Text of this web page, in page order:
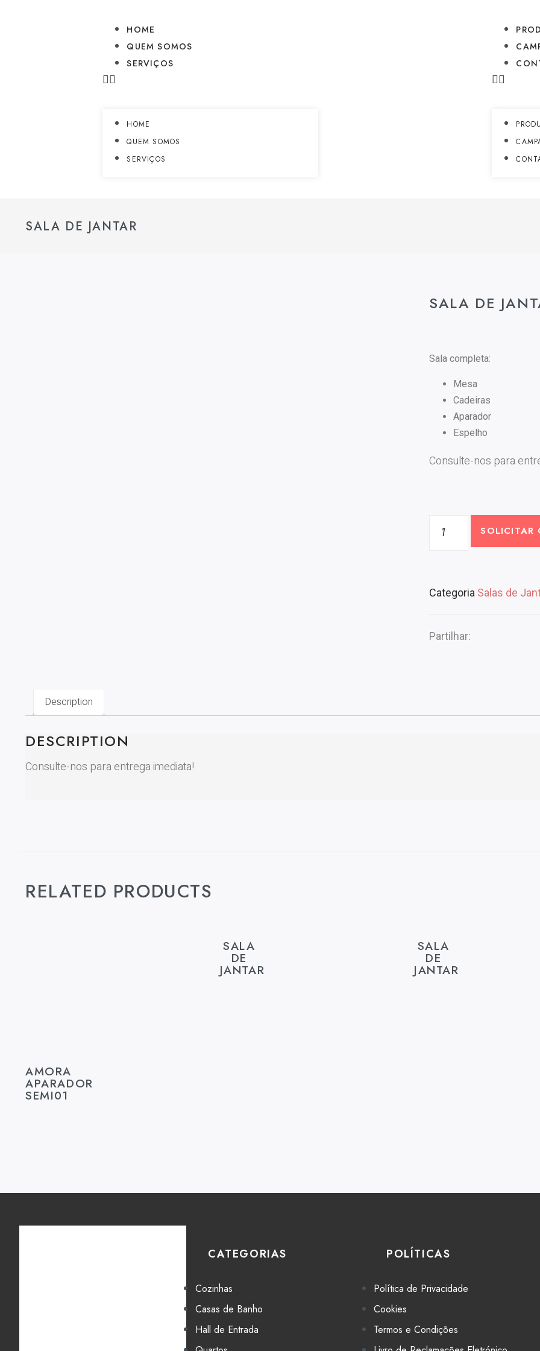
HOME
QUEM SOMOS
SERVIÇOS
HOME
QUEM SOMOS
SERVIÇOS
SALA DE JANTAR
SALA DE
Sala completa:
Mesa
Cadeiras
Aparador
Espelho
Consulte-nos para
SOLICITAR
Categoria Salas de
Partilhar:
Description
DESCRIPTION
Consulte-nos para entrega imediata!
RELATED PRODUCTS
SALA
DE
JANTAR
SALA
DE
JANTAR
AMORA
APARADOR
SEMI01
CATEGORIAS
Cozinhas
Casas de Banho
Hall de Entrada
POLÍTICAS
Política de Privacidade
Cookies
Termos e Condições